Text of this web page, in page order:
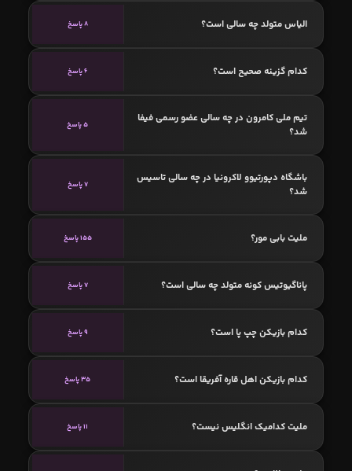
الیاس متولد چه سالی است؟ 8 پاسخ
کدام گزینه صحیح است؟ 6 پاسخ
تیم ملی کامرون در چه سالی عضو رسمی فیفا
شد؟
5 پاسخ
باشگاه دپورتیوو لاکرونیا در چه سالی تاسیس
شد؟
7 پاسخ
ملیت بابی مور؟ 155 پاسخ
پاناگیوتیس کونه متولد چه سالی است؟ 7 پاسخ
کدام بازیکن چپ پا است؟ 9 پاسخ
کدام بازیکن اهل قاره آفریقا است؟ 35 پاسخ
ملیت کدامیک انگلیس نیست؟ 11 پاسخ